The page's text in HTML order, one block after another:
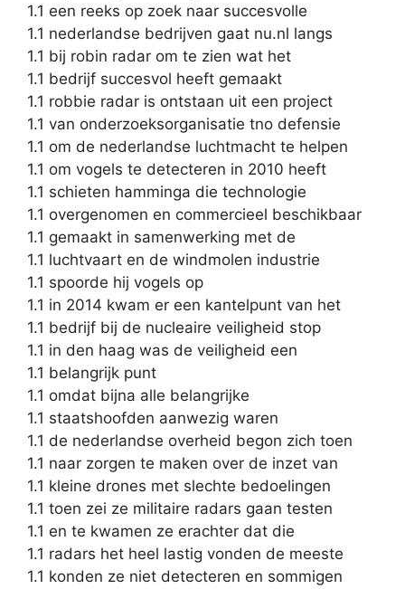
1.1 een reeks op zoek naar succesvolle
1.1 nederlandse bedrijven gaat nu.nl langs
1.1 bij robin radar om te zien wat het
1.1 bedrijf succesvol heeft gemaakt
1.1 robbie radar is ontstaan uit een project
1.1 van onderzoeksorganisatie tno defensie
1.1 om de nederlandse luchtmacht te helpen
1.1 om vogels te detecteren in 2010 heeft
1.1 schieten hamminga die technologie
1.1 overgenomen en commercieel beschikbaar
1.1 gemaakt in samenwerking met de
1.1 luchtvaart en de windmolen industrie
1.1 spoorde hij vogels op
1.1 in 2014 kwam er een kantelpunt van het
1.1 bedrijf bij de nucleaire veiligheid stop
1.1 in den haag was de veiligheid een
1.1 belangrijk punt
1.1 omdat bijna alle belangrijke
1.1 staatshoofden aanwezig waren
1.1 de nederlandse overheid begon zich toen
1.1 naar zorgen te maken over de inzet van
1.1 kleine drones met slechte bedoelingen
1.1 toen zei ze militaire radars gaan testen
1.1 en te kwamen ze erachter dat die
1.1 radars het heel lastig vonden de meeste
1.1 konden ze niet detecteren en sommigen